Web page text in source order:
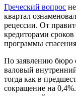
Греческий вопрос
квартал
рецессии. От
кредиторами
программы
По заявлению бюро
валовый
тогда как в
сокращение на